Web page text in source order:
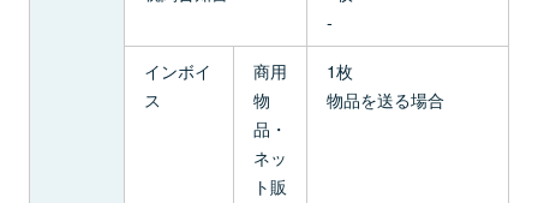
-
インボイ
ス
商用
物
品・
ネッ
ト販
1枚
物品を送る場合